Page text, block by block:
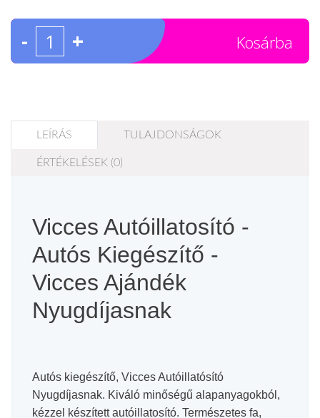
- + Kosárba
LEÍRÁS TULAJDONSÁGOK
ÉRTÉKELÉSEK (0)
Vicces Autóillatosító -
Autós Kiegészítő -
Vicces Ajándék
Nyugdíjasnak
Autós kiegészítő, Vicces Autóillatósító
Nyugdíjasnak. Kiváló minőségű alapanyagokból,
kézzel készített autóillatosító. Természetes fa,